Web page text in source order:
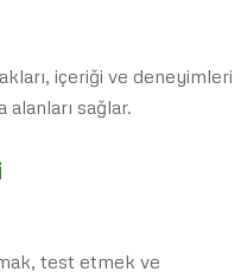
içeriği ve deneyimleri
sağlar.
test etmek ve